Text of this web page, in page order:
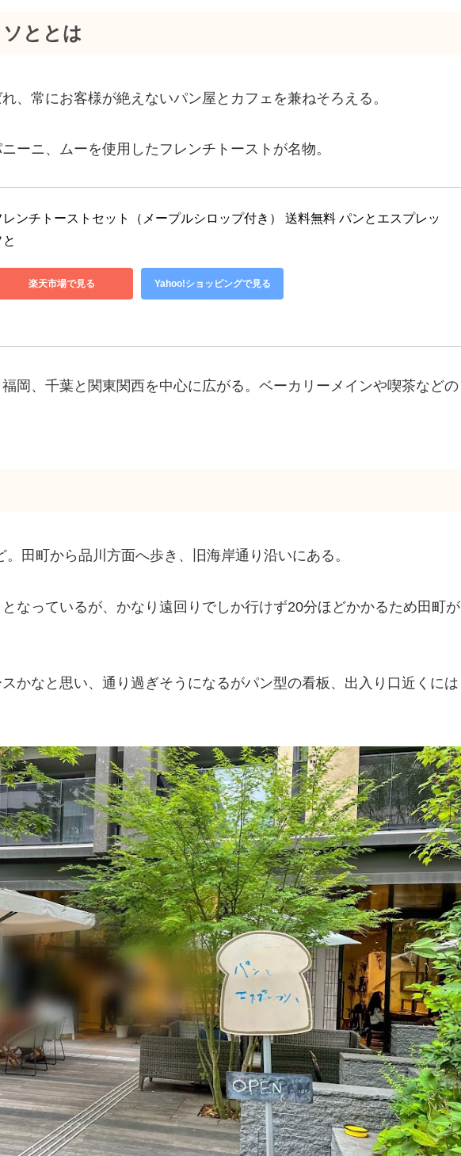
ととは
、常にお客様が絶えないパン屋とカフェを兼ねそろえる。
ーニ、ムーを使用したフレンチトーストが名物。
レンチトーストセット（メープルシロップ付き） 送料無料 パンとエスプレッ
と
楽天市場で見る Yahoo!ショッピングで見る
岡、千葉と関東関西を中心に広がる。ベーカリーメインや喫茶などの
田町から品川方面へ歩き、旧海岸通り沿いにある。
なっているが、かなり遠回りでしか行けず20分ほどかかるため田町が
かなと思い、通り過ぎそうになるがパン型の看板、出入り口近くには